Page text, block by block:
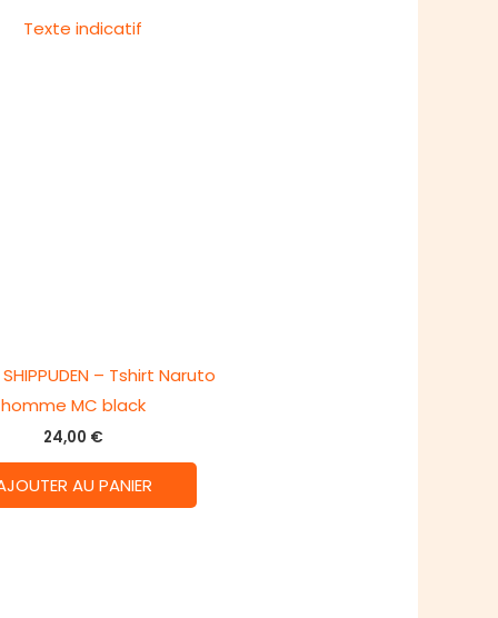
SHIPPUDEN – Tshirt Naruto
homme MC black
24,00 €
AU PANIER